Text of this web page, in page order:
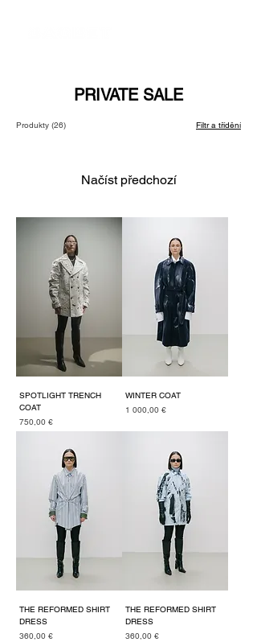
PRIVATE SALE
Produkty (26) Filtr a třídění
Načíst předchozí
SPOTLIGHT TRENCH
COAT
Cena
750,00 €
WINTER COAT
Cena
1 000,00 €
THE REFORMED SHIRT
DRESS
Cena
360,00 €
THE REFORMED SHIRT
DRESS
Cena
360,00 €